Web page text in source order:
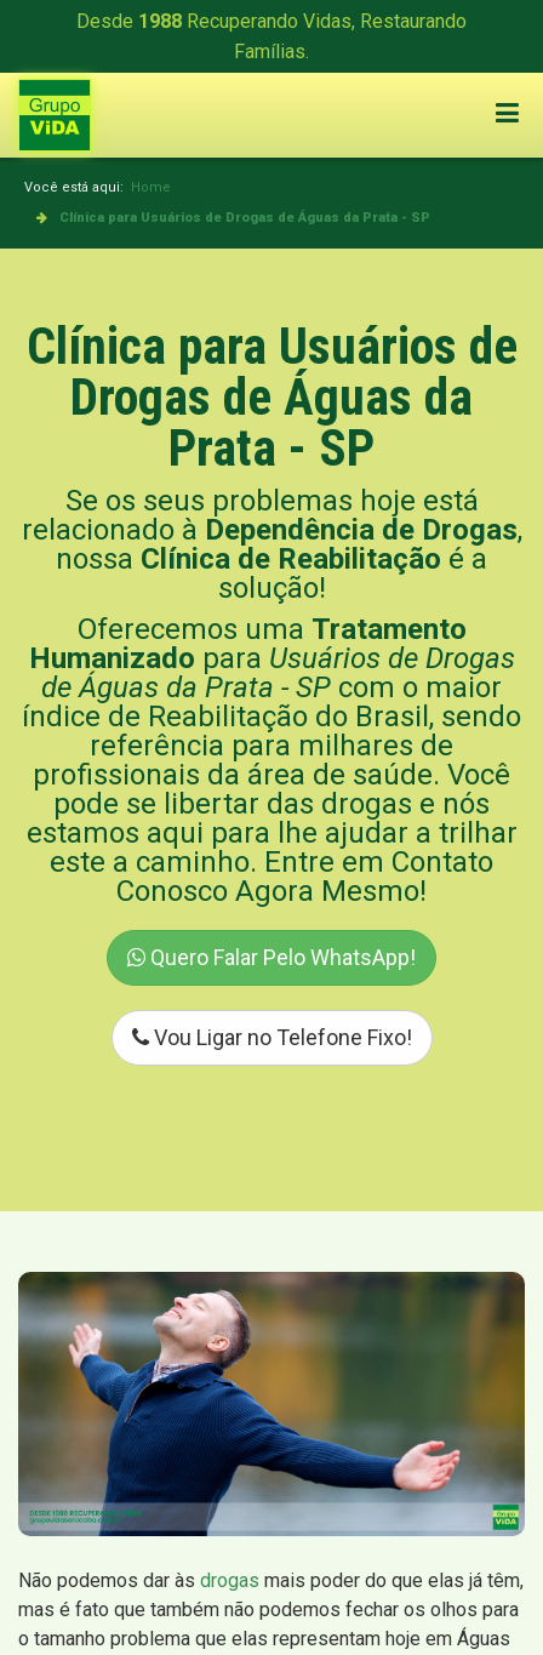
Desde 1988 Recuperando Vidas, Restaurando
Famílias.
Você está aqui: Home
Clínica para Usuários de Drogas de Águas da Prata - SP
Clínica para Usuários de
Drogas de Águas da
Prata - SP
Se os seus problemas hoje está
relacionado à Dependência de Drogas,
nossa Clínica de Reabilitação é a
solução!
Oferecemos uma Tratamento
Humanizado para Usuários de Drogas
de Águas da Prata - SP com o maior
índice de Reabilitação do Brasil, sendo
referência para milhares de
profissionais da área de saúde. Você
pode se libertar das drogas e nós
estamos aqui para lhe ajudar a trilhar
este a caminho. Entre em Contato
Conosco Agora Mesmo!
Quero Falar Pelo WhatsApp!
Vou Ligar no Telefone Fixo!
Não podemos dar às drogas mais poder do que elas já têm,
mas é fato que também não podemos fechar os olhos para
o tamanho problema que elas representam hoje em Águas